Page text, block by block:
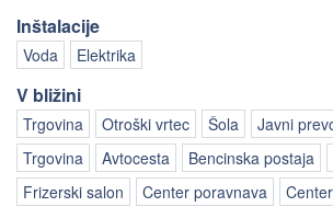
Inštalacije
Voda Elektrika
V bližini
Trgovina Otroški vrtec Šola Javni
Trgovina
Avtocesta Bencinska postaja
Frizerski salon
Center poravnava